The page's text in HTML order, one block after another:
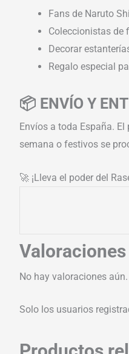
Fans de Naruto
Coleccionistas de
Decorar
Regalo especial
📦 ENVÍO Y
Envíos a toda España.
semana o festivos se
🚀 ¡Lleva el poder del
Valoraciones
No hay valoraciones aún.
Solo los usuarios